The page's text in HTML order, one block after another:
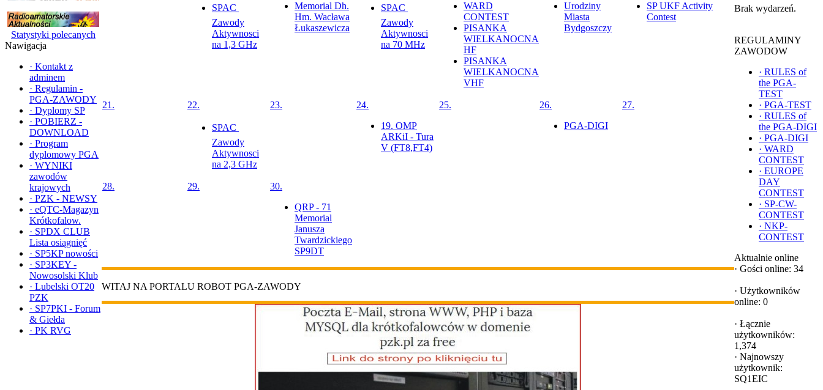
Statystyki polecanych
Nawigacja
· Kontakt z
adminem
· Regulamin -
PGA-ZAWODY
· Dyplomy SP
· POBIERZ -
DOWNLOAD
· Program
dyplomowy PGA
· WYNIKI
zawodów
krajowych
· PZK - NEWSY
· eQTC-Magazyn
Krótkofalow.
· SPDX CLUB
Lista osiągnięć
· SP5KP nowości
· SP3KEY -
Nowosolski Klub
· Lubelski OT20
PZK
· SP7PKI - Forum
& Giełda
· PK RVG
SPAC 
Zawody
Aktywnosci
na 1,3 GHz
Memorial Dh.
Hm. Wacława
Łukaszewicza
SPAC 
Zawody
Aktywnosci
na 70 MHz
WARD
CONTEST
PISANKA
WIELKANOCNA
HF
PISANKA
WIELKANOCNA
VHF
Urodziny
Miasta
Bydgoszczy
SP UKF Activity
Contest
21. 22.
SPAC 
Zawody
Aktywnosci
na 2,3 GHz
23.
24.
19. OMP
ARKiI - Tura
V (FT8,FT4)
25.
26.
PGA-DIGI
27.
28. 29.
30.
QRP - 71
Memorial
Janusza
Twardzickiego
SP9DT
WITAJ NA PORTALU ROBOT PGA-ZAWODY
Brak wydarzeń.
REGULAMINY
ZAWODOW
· RULES of
the PGA-
TEST
· PGA-TEST
· RULES of
the PGA-DIGI
· PGA-DIGI
· WARD
CONTEST
· EUROPE
DAY
CONTEST
· SP-CW-
CONTEST
· NKP-
CONTEST
Aktualnie online
· Gości online: 34
· Użytkowników
online: 0
· Łącznie
użytkowników:
1,374
· Najnowszy
użytkownik:
SQ1EIC